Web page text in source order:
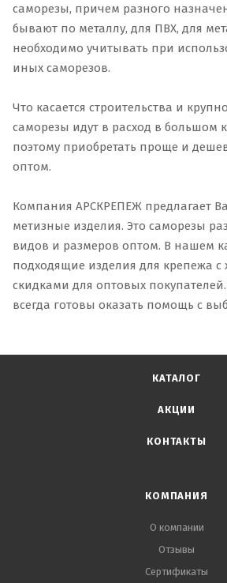
саморезы, причем разного
бывают по металлу, для ПВХ, для
необходимо учитывать при
иных саморезов.
Что касается строительства и
саморезы идут в расход в большом
поэтому приобретать проще и
оптом.
Компания АРСКРЕПЕЖ предлагает
метизные изделия. Это саморезы
видов и размеров оптом. В нашем
подходящие изделия для крепежа
скидками для оптовых
всегда готовы оказать помощь с
КАТАЛОГ
АКЦИИ
КОНТАКТЫ
КОМПАНИЯ
О компании
Отзывы
Сертификаты